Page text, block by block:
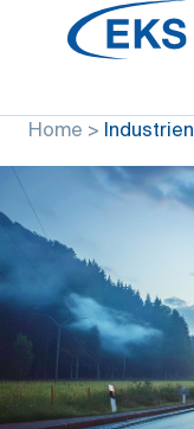
Home > Industrien